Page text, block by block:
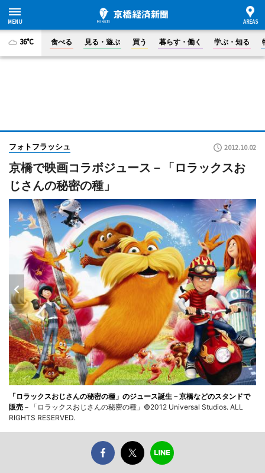
36°C 食べる 見る・遊ぶ 買う 暮らす・働く 学ぶ・知る
フォトフラッシュ 2012.10.02
京橋で映画コラボジュース－「ロラックスお
じさんの秘密の種」
「ロラックスおじさんの秘密の種」のジュース誕生－京橋などのスタンドで
販売 －「ロラックスおじさんの秘密の種」©2012 Universal Studios. ALL
RIGHTS RESERVED.